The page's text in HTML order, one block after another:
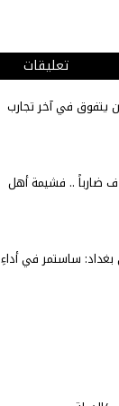
تعليقات
يتفوق في آخر تجارب
ضارباً .. فشيمة أهل
ساستمر في أداءِ